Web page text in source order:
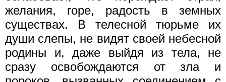
желания, горе, радость в земных
существах. В телесной тюрьме их
души слепы, не видят своей небесной
родины и, даже выйдя из тела, не
сразу освобождаются от зла и